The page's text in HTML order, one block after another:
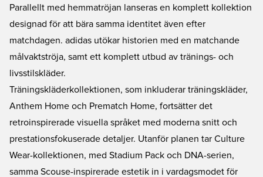
Parallellt med hemmatröjan lanseras en komplett kollektion
designad för att bära samma identitet även efter
matchdagen. adidas utökar historien med en matchande
målvaktströja, samt ett komplett utbud av tränings- och
livsstilskläder.
Träningskläderkollektionen, som inkluderar träningskläder,
Anthem Home och Prematch Home, fortsätter det
retroinspirerade visuella språket med moderna snitt och
prestationsfokuserade detaljer. Utanför planen tar Culture
Wear-kollektionen, med Stadium Pack och DNA-serien,
samma Scouse-inspirerade estetik in i vardagsmodet för